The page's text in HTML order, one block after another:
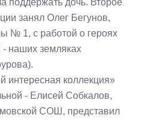
поддержать дочь. Второе
занял Олег Бегунов,
№ 1, с работой о героях
- наших земляках
интересная коллекция»
- Елисей Собкалов,
СОШ, представил